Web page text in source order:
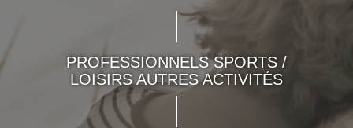
PROFESSIONNELS SPORTS /
LOISIRS AUTRES ACTIVITÉS